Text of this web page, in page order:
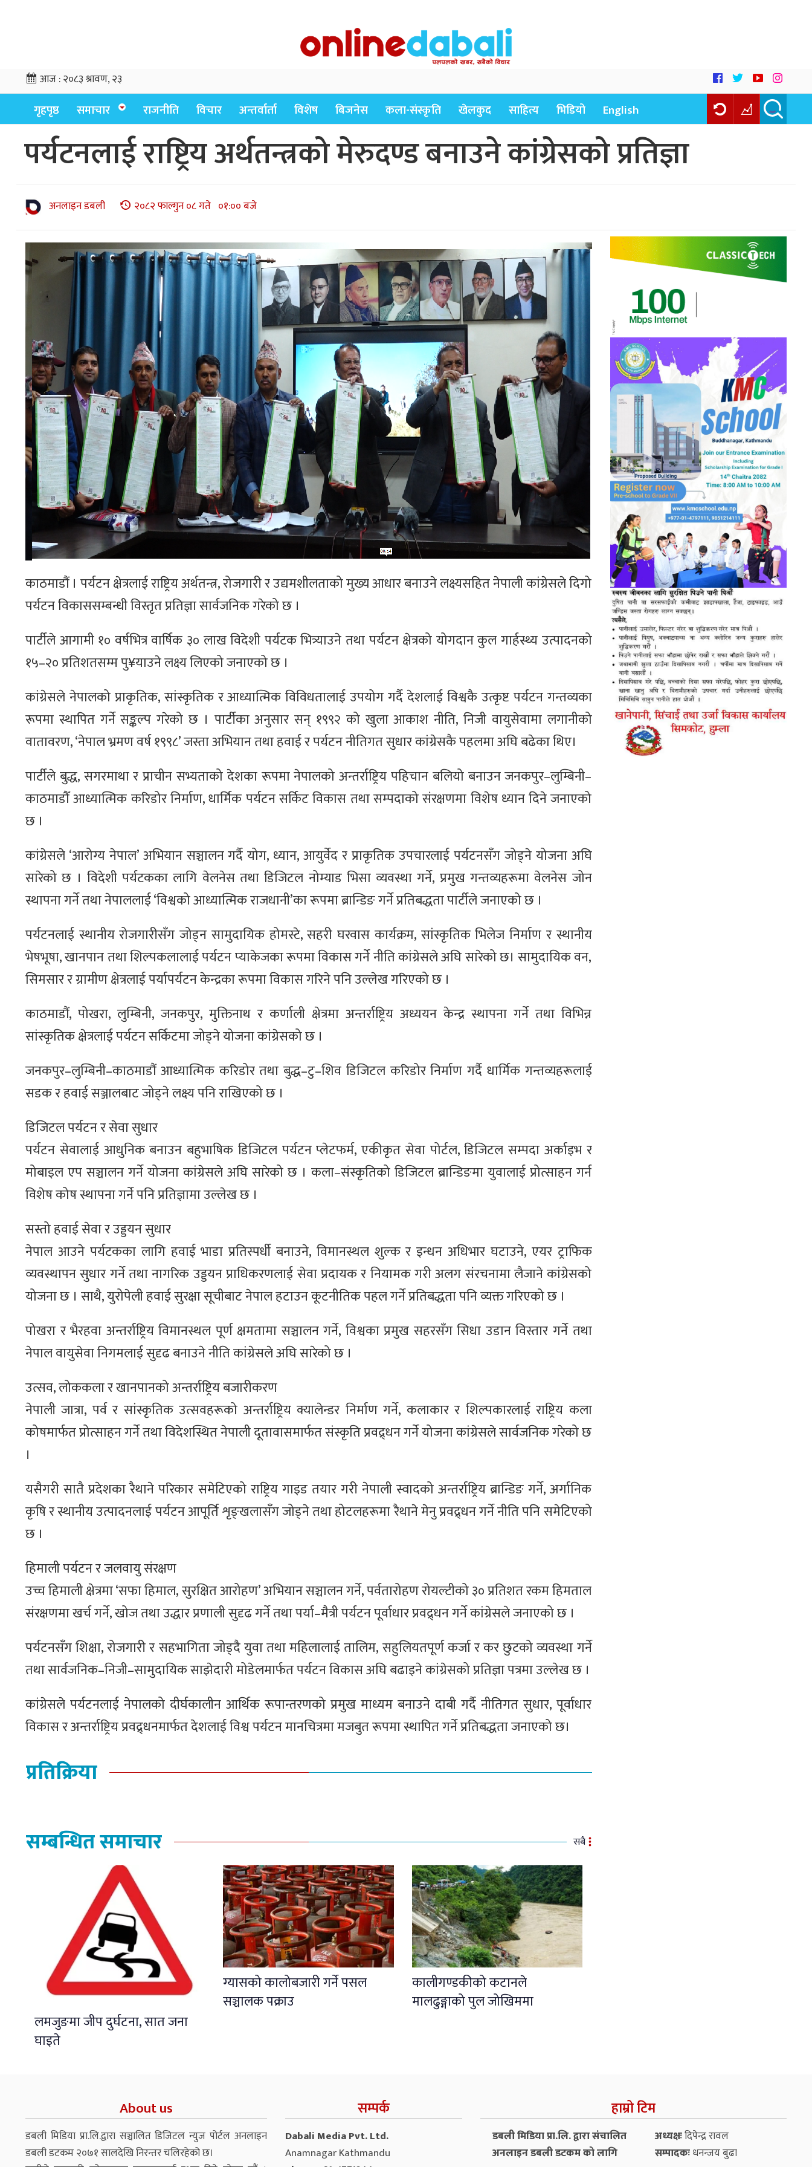
आज :२०८३ श्रावण, २३
गृहपृष्ठ समाचार राजनीति विचार अन्तर्वार्ता विशेष बिजनेस कला-संस्कृति खेलकुद साहित्य भिडियो English
पर्यटनलाई राष्ट्रिय अर्थतन्त्रको मेरुदण्ड बनाउने कांग्रेसको प्रतिज्ञा
अनलाइन डबली २०८२ फाल्गुन ०८ गते ०१:०० बजे
काठमाडौं । पर्यटन क्षेत्रलाई राष्ट्रिय अर्थतन्त्र, रोजगारी र उद्यमशीलताको मुख्य आधार बनाउने लक्ष्यसहित नेपाली कांग्रेसले दिगो
पर्यटन विकाससम्बन्धी विस्तृत प्रतिज्ञा सार्वजनिक गरेको छ ।
पार्टीले आगामी १० वर्षभित्र वार्षिक ३० लाख विदेशी पर्यटक भित्र्याउने तथा पर्यटन क्षेत्रको योगदान कुल गार्हस्थ्य उत्पादनको
१५–२० प्रतिशतसम्म पु¥याउने लक्ष्य लिएको जनाएको छ ।
कांग्रेसले नेपालको प्राकृतिक, सांस्कृतिक र आध्यात्मिक विविधतालाई उपयोग गर्दै देशलाई विश्वकै उत्कृष्ट पर्यटन गन्तव्यका
रूपमा स्थापित गर्ने सङ्कल्प गरेको छ । पार्टीका अनुसार सन् १९९२ को खुला आकाश नीति, निजी वायुसेवामा लगानीको
वातावरण, ‘नेपाल भ्रमण वर्ष १९९८’ जस्ता अभियान तथा हवाई र पर्यटन नीतिगत सुधार कांग्रेसकै पहलमा अघि बढेका थिए।
पार्टीले बुद्ध, सगरमाथा र प्राचीन सभ्यताको देशका रूपमा नेपालको अन्तर्राष्ट्रिय पहिचान बलियो बनाउन जनकपुर–लुम्बिनी–
काठमाडौँ आध्यात्मिक करिडोर निर्माण, धार्मिक पर्यटन सर्किट विकास तथा सम्पदाको संरक्षणमा विशेष ध्यान दिने जनाएको
छ ।
कांग्रेसले ‘आरोग्य नेपाल’ अभियान सञ्चालन गर्दै योग, ध्यान, आयुर्वेद र प्राकृतिक उपचारलाई पर्यटनसँग जोड्ने योजना अघि
सारेको छ । विदेशी पर्यटकका लागि वेलनेस तथा डिजिटल नोम्याड भिसा व्यवस्था गर्ने, प्रमुख गन्तव्यहरूमा वेलनेस जोन
स्थापना गर्ने तथा नेपाललाई ‘विश्वको आध्यात्मिक राजधानी’का रूपमा ब्रान्डिङ गर्ने प्रतिबद्धता पार्टीले जनाएको छ ।
पर्यटनलाई स्थानीय रोजगारीसँग जोड्न सामुदायिक होमस्टे, सहरी घरवास कार्यक्रम, सांस्कृतिक भिलेज निर्माण र स्थानीय
भेषभूषा, खानपान तथा शिल्पकलालाई पर्यटन प्याकेजका रूपमा विकास गर्ने नीति कांग्रेसले अघि सारेको छ। सामुदायिक वन,
सिमसार र ग्रामीण क्षेत्रलाई पर्यापर्यटन केन्द्रका रूपमा विकास गरिने पनि उल्लेख गरिएको छ ।
काठमाडौं, पोखरा, लुम्बिनी, जनकपुर, मुक्तिनाथ र कर्णाली क्षेत्रमा अन्तर्राष्ट्रिय अध्ययन केन्द्र स्थापना गर्ने तथा विभिन्न
सांस्कृतिक क्षेत्रलाई पर्यटन सर्किटमा जोड्ने योजना कांग्रेसको छ ।
जनकपुर–लुम्बिनी–काठमाडौं आध्यात्मिक करिडोर तथा बुद्ध–टु–शिव डिजिटल करिडोर निर्माण गर्दै धार्मिक गन्तव्यहरूलाई
सडक र हवाई सञ्जालबाट जोड्ने लक्ष्य पनि राखिएको छ ।
डिजिटल पर्यटन र सेवा सुधार
पर्यटन सेवालाई आधुनिक बनाउन बहुभाषिक डिजिटल पर्यटन प्लेटफर्म, एकीकृत सेवा पोर्टल, डिजिटल सम्पदा अर्काइभ र
मोबाइल एप सञ्चालन गर्ने योजना कांग्रेसले अघि सारेको छ । कला–संस्कृतिको डिजिटल ब्रान्डिङमा युवालाई प्रोत्साहन गर्न
विशेष कोष स्थापना गर्ने पनि प्रतिज्ञामा उल्लेख छ ।
सस्तो हवाई सेवा र उड्डयन सुधार
नेपाल आउने पर्यटकका लागि हवाई भाडा प्रतिस्पर्धी बनाउने, विमानस्थल शुल्क र इन्धन अधिभार घटाउने, एयर ट्राफिक
व्यवस्थापन सुधार गर्ने तथा नागरिक उड्डयन प्राधिकरणलाई सेवा प्रदायक र नियामक गरी अलग संरचनामा लैजाने कांग्रेसको
योजना छ । साथै, युरोपेली हवाई सुरक्षा सूचीबाट नेपाल हटाउन कूटनीतिक पहल गर्ने प्रतिबद्धता पनि व्यक्त गरिएको छ ।
पोखरा र भैरहवा अन्तर्राष्ट्रिय विमानस्थल पूर्ण क्षमतामा सञ्चालन गर्ने, विश्वका प्रमुख सहरसँग सिधा उडान विस्तार गर्ने तथा
नेपाल वायुसेवा निगमलाई सुदृढ बनाउने नीति कांग्रेसले अघि सारेको छ ।
उत्सव, लोककला र खानपानको अन्तर्राष्ट्रिय बजारीकरण
नेपाली जात्रा, पर्व र सांस्कृतिक उत्सवहरूको अन्तर्राष्ट्रिय क्यालेन्डर निर्माण गर्ने, कलाकार र शिल्पकारलाई राष्ट्रिय कला
कोषमार्फत प्रोत्साहन गर्ने तथा विदेशस्थित नेपाली दूतावासमार्फत संस्कृति प्रवद्र्धन गर्ने योजना कांग्रेसले सार्वजनिक गरेको छ
।
यसैगरी सातै प्रदेशका रैथाने परिकार समेटिएको राष्ट्रिय गाइड तयार गरी नेपाली स्वादको अन्तर्राष्ट्रिय ब्रान्डिङ गर्ने, अर्गानिक
कृषि र स्थानीय उत्पादनलाई पर्यटन आपूर्ति शृङ्खलासँग जोड्ने तथा होटलहरूमा रैथाने मेनु प्रवद्र्धन गर्ने नीति पनि समेटिएको
छ ।
हिमाली पर्यटन र जलवायु संरक्षण
उच्च हिमाली क्षेत्रमा ‘सफा हिमाल, सुरक्षित आरोहण’ अभियान सञ्चालन गर्ने, पर्वतारोहण रोयल्टीको ३० प्रतिशत रकम हिमताल
संरक्षणमा खर्च गर्ने, खोज तथा उद्धार प्रणाली सुदृढ गर्ने तथा पर्या–मैत्री पर्यटन पूर्वाधार प्रवद्र्धन गर्ने कांग्रेसले जनाएको छ ।
पर्यटनसँग शिक्षा, रोजगारी र सहभागिता जोड्दै युवा तथा महिलालाई तालिम, सहुलियतपूर्ण कर्जा र कर छुटको व्यवस्था गर्ने
तथा सार्वजनिक–निजी–सामुदायिक साझेदारी मोडेलमार्फत पर्यटन विकास अघि बढाइने कांग्रेसको प्रतिज्ञा पत्रमा उल्लेख छ ।
कांग्रेसले पर्यटनलाई नेपालको दीर्घकालीन आर्थिक रूपान्तरणको प्रमुख माध्यम बनाउने दाबी गर्दै नीतिगत सुधार, पूर्वाधार
विकास र अन्तर्राष्ट्रिय प्रवद्र्धनमार्फत देशलाई विश्व पर्यटन मानचित्रमा मजबुत रूपमा स्थापित गर्ने प्रतिबद्धता जनाएको छ।
प्रतिक्रिया
सम्बन्धित समाचार सबै
लमजुङमा जीप दुर्घटना, सात जना
घाइते
ग्यासको कालोबजारी गर्ने पसल
सञ्चालक पक्राउ
कालीगण्डकीको कटानले
मालढुङ्गाको पुल जोखिममा
About us
डबली मिडिया प्रा.लि.द्वारा सञ्चालित डिजिटल न्युज पोर्टल अनलाइन
डबली डटकम २०७१ सालदेखि निरन्तर चलिरहेको छ।
सम्पर्क
Dabali Media Pvt. Ltd.
Anamnagar Kathmandu
हाम्रो टिम
डबली मिडिया प्रा.लि. द्वारा संचालित
अनलाइन डबली डटकम को लागि
अध्यक्षःदिपेन्द्र रावल
सम्पादकःधनन्‍जय बुढा